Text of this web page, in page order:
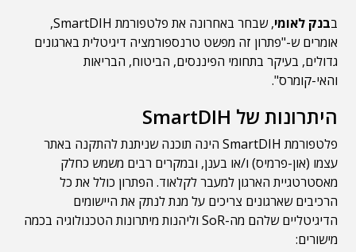
בבנק לאומי
, שבחר באחרונה את פלטפורמת SmartDIH,
אומרים ש-"פתרון זה מפשט טרנספורמציה דיגיטלית בארגונים
גדולים, בעיקר בתחומי הפיננסים, הביטוח, הבריאות
והאי-קומרס".
היתרונות של SmartDIH
פלטפורמת SmartDIH הינה תוכנה שניתנת להתקנה באתר
עצמו (און-פרמיס) ו/או בענן, ובמקרים רבים משמש כחלק
מאסטרטגיית הארגון למעבר לקלאוד. הפתרון כולל את כל
הרכיבים שארגונים צריכים על מנת לנתק את היישומים
הדיגיטליים שלהם מה-SoR וליהנות מיתרונות הטכנולוגיה בכמה
מישורים: